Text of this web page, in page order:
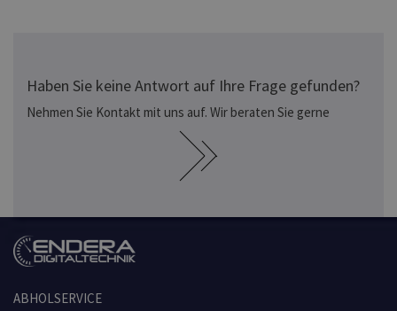
Haben Sie keine Antwort auf Ihre Frage gefunden?
Nehmen Sie Kontakt mit uns auf. Wir beraten Sie gerne
ABHOLSERVICE